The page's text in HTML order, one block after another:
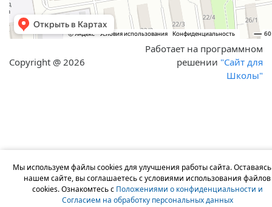
Copyright @ 2026
Работает на программном
решении "Сайт для
Школы"
Мы используем файлы cookies для улучшения работы сайта.
нашем сайте, вы соглашаетесь с условиями использования файлов
cookies. Ознакомтесь с Положениями о конфиденциальности и
Согласием на обработку персональных данных